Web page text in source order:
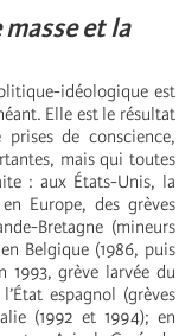
et la
idéologique est
Elle est le résultat
prises de conscience,
mais qui toutes
: aux États-Unis, la
Europe, des grèves
Bretagne (mineurs
Belgique (1986, puis
1993, grève larvée du
espagnol (grèves
(1992 et 1994); en